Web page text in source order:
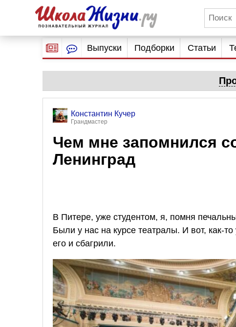
Выпуски Подборки Статьи
Константин Кучер
Грандмастер
Чем мне запомнился
Ленинград
В Питере, уже студентом, я, помня
Были у нас на курсе театралы. И вот, как-
его и сбагрили.